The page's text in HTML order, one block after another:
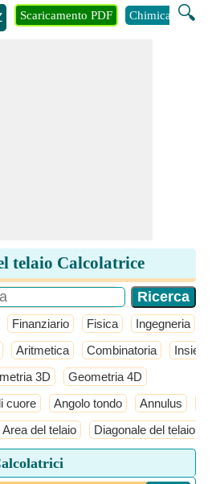
🔍
Scaricamento PDF Chimica
telaio Calcolatrice
Finanziario Fisica Ingegneria
Aritmetica Combinatoria
3D Geometria 4D
cuore Angolo tondo Annulus
Area del telaio Diagonale del telaio